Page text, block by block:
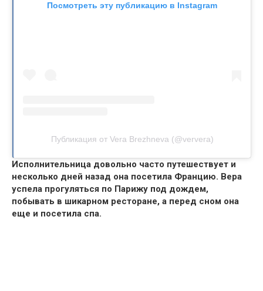
Посмотреть эту публикацию в Instagram
Публикация от Vera Brezhneva (@ververa)
Исполнительница довольно часто путешествует и
несколько дней назад она посетила Францию. Вера
успела прогуляться по Парижу под дождем,
побывать в шикарном ресторане, а перед сном она
еще и посетила спа.